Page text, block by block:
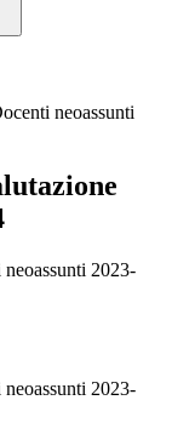
neoassunti
2023-
2023-